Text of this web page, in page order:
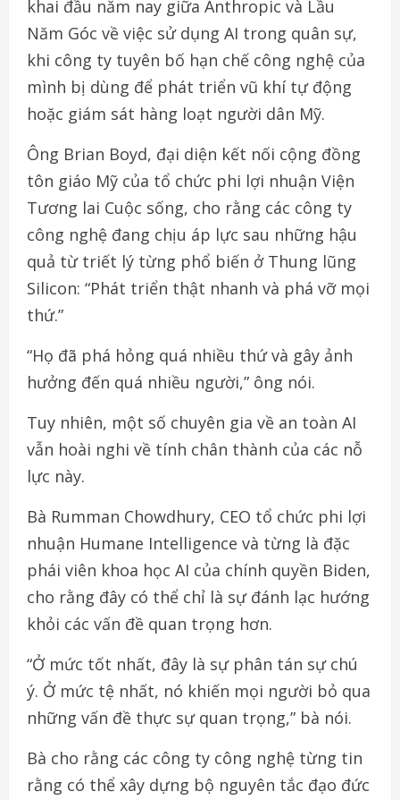
khai đầu năm nay giữa Anthropic và Lầu
Năm Góc về việc sử dụng AI trong quân sự,
khi công ty tuyên bố hạn chế công nghệ của
mình bị dùng để phát triển vũ khí tự động
hoặc giám sát hàng loạt người dân Mỹ.
Ông Brian Boyd, đại diện kết nối cộng đồng
tôn giáo Mỹ của tổ chức phi lợi nhuận Viện
Tương lai Cuộc sống, cho rằng các công ty
công nghệ đang chịu áp lực sau những hậu
quả từ triết lý từng phổ biến ở Thung lũng
Silicon: “Phát triển thật nhanh và phá vỡ mọi
thứ.”
“Họ đã phá hỏng quá nhiều thứ và gây ảnh
hưởng đến quá nhiều người,” ông nói.
Tuy nhiên, một số chuyên gia về an toàn AI
vẫn hoài nghi về tính chân thành của các nỗ
lực này.
Bà Rumman Chowdhury, CEO tổ chức phi lợi
nhuận Humane Intelligence và từng là đặc
phái viên khoa học AI của chính quyền Biden,
cho rằng đây có thể chỉ là sự đánh lạc hướng
khỏi các vấn đề quan trọng hơn.
“Ở mức tốt nhất, đây là sự phân tán sự chú
ý. Ở mức tệ nhất, nó khiến mọi người bỏ qua
những vấn đề thực sự quan trọng,” bà nói.
Bà cho rằng các công ty công nghệ từng tin
rằng có thể xây dựng bộ nguyên tắc đạo đức